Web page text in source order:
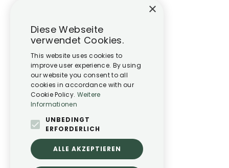
×
Diese Webseite
verwendet Cookies.
This website uses cookies to
improve user experience. By using
our website you consent to all
cookies in accordance with our
Cookie Policy. Weitere
Informationen
UNBEDINGT
ERFORDERLICH
ALLE AKZEPTIEREN